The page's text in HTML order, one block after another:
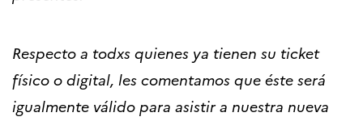
Respecto a todxs quienes ya tienen su ticket
físico o digital, les comentamos que éste será
igualmente válido para asistir a nuestra nueva